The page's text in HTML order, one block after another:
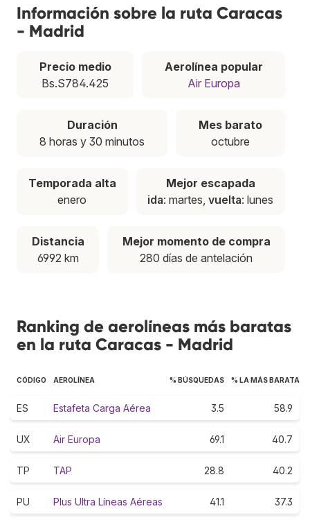
Información sobre la ruta Caracas
- Madrid
Precio medio
Bs.S784.425
Aerolínea popular
Air Europa
Duración
8 horas y 30 minutos
Mes barato
octubre
Temporada alta
enero
Mejor escapada
ida: martes,vuelta: lunes
Distancia
6992 km
Mejor momento de compra
280 días de antelación
Ranking de aerolíneas más baratas
en la ruta Caracas - Madrid
CÓDIGO AEROLÍNEA % BÚSQUEDAS % LA MÁS BARATA
ES Estafeta Carga Aérea 3.5 58.9
UX Air Europa 69.1 40.7
TP TAP 28.8 40.2
PU Plus Ultra Líneas Aéreas 41.1 37.3